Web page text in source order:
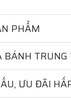
PHẨM
BÁNH TRUNG
ƯU ĐÃI